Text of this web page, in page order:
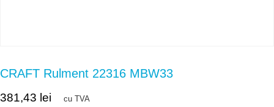
CRAFT Rulment 22316 MBW33
381,43 lei cu TVA